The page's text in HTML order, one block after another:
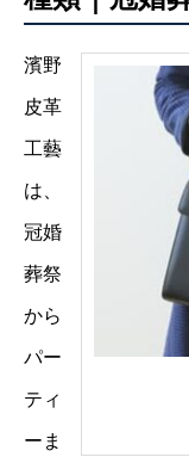
濱野
皮革
工藝
は、
冠婚
葬祭
から
パー
ティ
ーま